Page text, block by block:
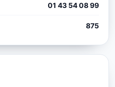
01 43 54 08 99
875